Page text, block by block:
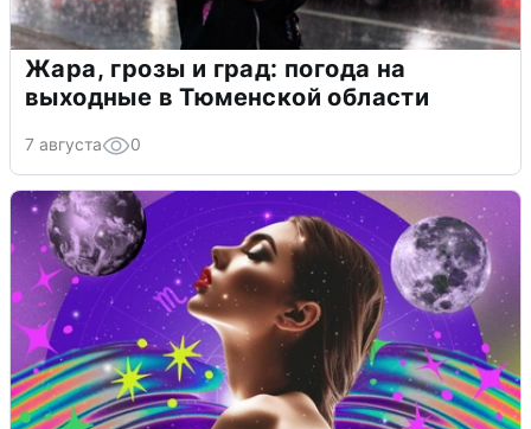
Жара, грозы и град: погода на
выходные в Тюменской области
7 августа 0